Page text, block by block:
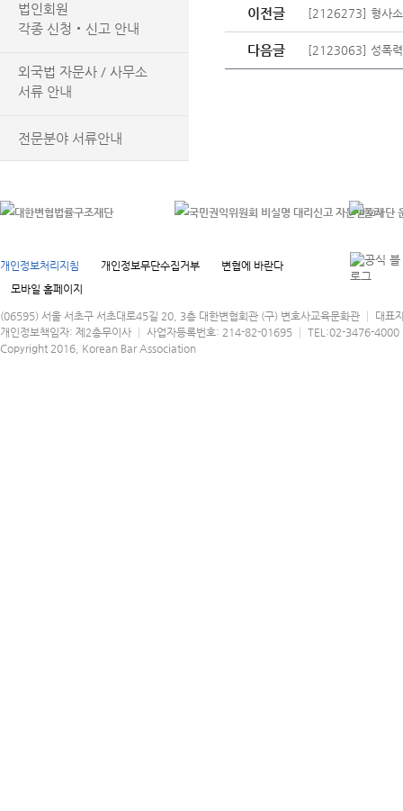
법인회원
각종 신청‧신고 안내
외국법 자문사 / 사무소
서류 안내
전문분야 서류안내
이전글 [2126273] 형사소
다음글 [2123063] 성폭력
개인정보처리지침 개인정보무단수집거부
변협에 바란다
모바일 홈페이지
(06595) 서울 서초구 서초대로45길 20, 3층 대한변협회관 (구) 변호사교육문화관 │ 대표
개인정보책임자: 제2총무이사 │ 사업자등록번호: 214-82-01695 │ TEL:02-3476-
Copyright 2016, Korean Bar Association